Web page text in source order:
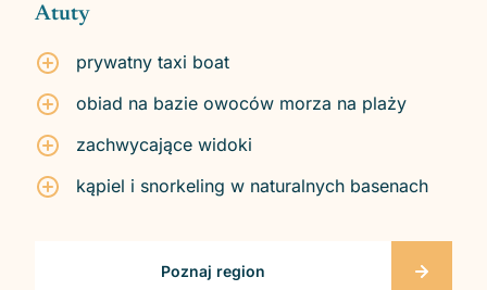
Atuty
prywatny taxi boat
obiad na bazie owoców morza na plaży
zachwycające widoki
kąpiel i snorkeling w naturalnych basenach
Poznaj region